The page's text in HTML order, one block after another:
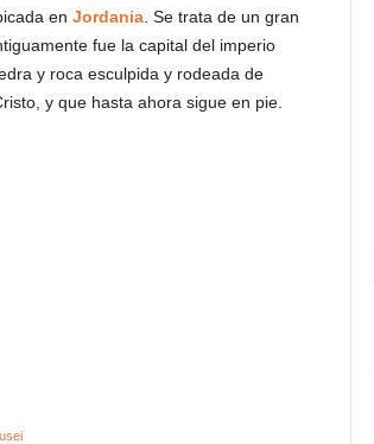
en Jordania. Se trata de un gran
fue la capital del imperio
y roca esculpida y rodeada de
y que hasta ahora sigue en pie.